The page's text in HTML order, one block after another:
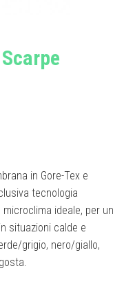
in Gore-Tex e
tecnologia
ideale, per un
situazioni calde e
grigio, nero/giallo,